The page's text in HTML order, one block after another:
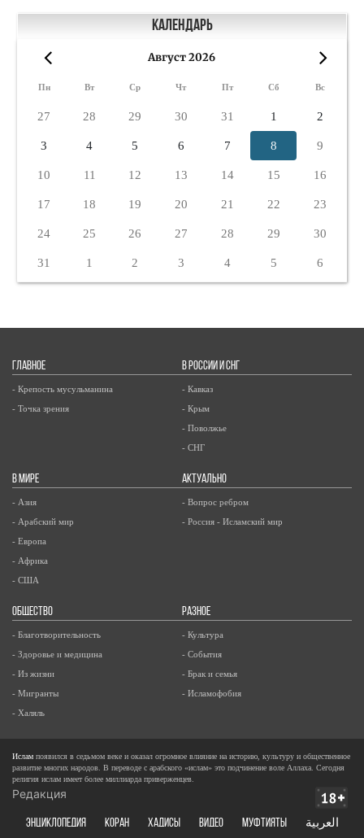
Календарь
Август 2026
Пн Вт Ср Чт Пт Сб Вс
27 28 29 30 31 1 2
3 4 5 6 7 8 9
10 11 12 13 14 15 16
17 18 19 20 21 22 23
24 25 26 27 28 29 30
31 1 2 3 4 5 6
ГЛАВНОЕ
- Крепость мусульманина
- Точка зрения
В РОССИИ И СНГ
- Кавказ
- Крым
- Поволжье
- СНГ
В МИРЕ
- Азия
- Арабский мир
- Европа
- Африка
- США
АКТУАЛЬНО
- Вопрос ребром
- Россия - Исламский мир
ОБЩЕСТВО
- Благотворительность
- Здоровье и медицина
- Из жизни
- Мигранты
- Халяль
РАЗНОЕ
- Культура
- События
- Брак и семья
- Исламофобия
Ислам появился в седьмом веке и оказал огромное влияние на историю, культуру и общественное
развитие многих народов. В переводе с арабского «ислам» это подчинение воле Аллаха. Сегодня
религия ислам имеет более миллиарда приверженцев.
Редакция
ЭНЦИКЛОПЕДИЯ КОРАН ХАДИСЫ ВИДЕО Муфтияты العربية